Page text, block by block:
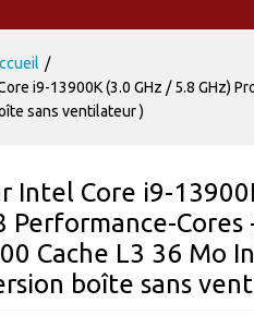
/
i9-13900K (3.0 GHz / 5.8 GHz)
sans ventilateur )
Intel Core i9-
Performance-
Cache L3 36 Mo
boîte sans